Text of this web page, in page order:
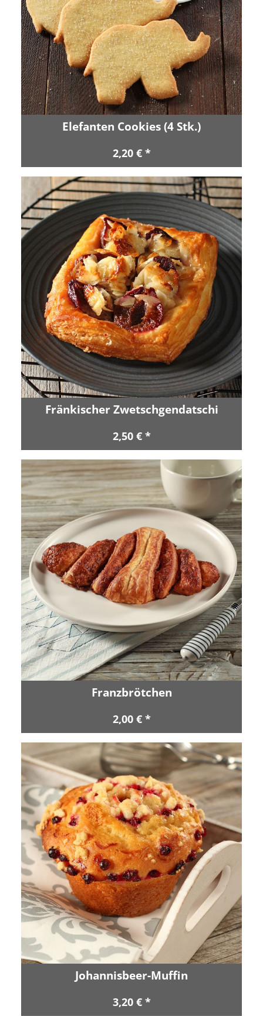
Elefanten Cookies (4 Stk.)
2,20 € *
Fränkischer Zwetschgendatschi
2,50 € *
Franzbrötchen
2,00 € *
Johannisbeer-Muffin
3,20 € *